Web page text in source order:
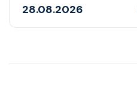
28.08.2026